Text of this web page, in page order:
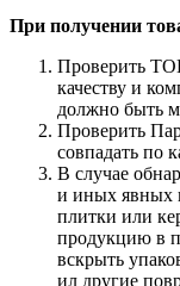
При получении
Проверить
качеству и
должно быть
Проверить
совпадать по
В случае
и иных явных
плитки или
продукцию в
вскрыть
ил другие